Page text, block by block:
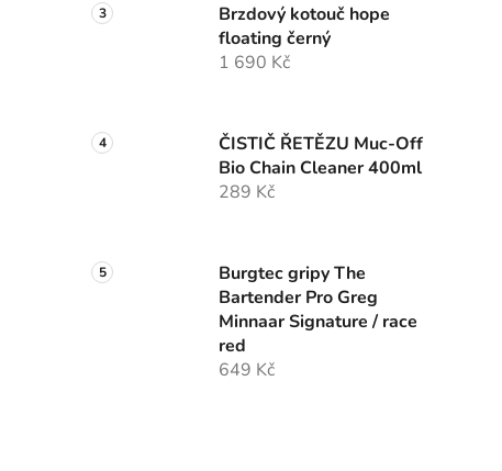
Brzdový kotouč hope
floating černý
1 690 Kč
ČISTIČ ŘETĚZU Muc-Off
Bio Chain Cleaner 400ml
289 Kč
Burgtec gripy The
Bartender Pro Greg
Minnaar Signature / race
red
649 Kč